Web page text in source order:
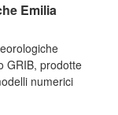
Emilia
GRIB, prodotte
numerici